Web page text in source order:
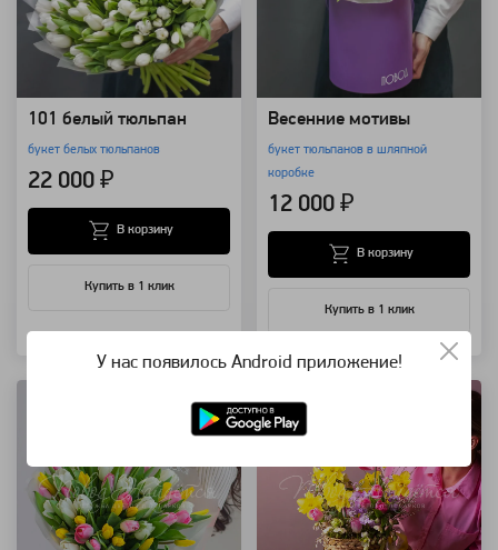
101 белый тюльпан
букет белых тюльпанов
22 000 ₽
Купить в 1 клик
В корзину
Весенние мотивы
букет тюльпанов в шляпной
коробке
12 000 ₽
Купить в 1 клик
В корзину
Артикул: 118993 Артикул: 118575
У нас появилось Android приложение!